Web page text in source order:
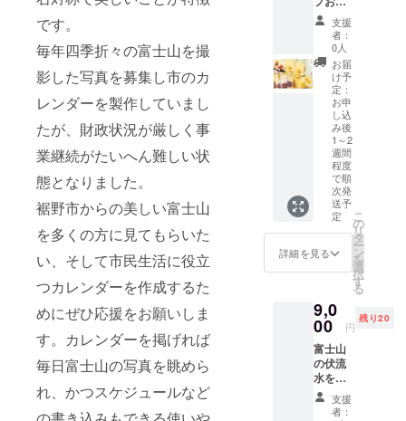
です。
毎年四季折々の富士山を撮
影した写真を募集し市のカ
レンダーを製作していまし
たが、財政状況が厳しく事
業継続がたいへん難しい状
態となりました。
裾野市からの美しい富士山
を多くの方に見てもらいた
い、そして市民生活に役立
つカレンダーを作成するた
めにぜひ応援をお願いしま
す。カレンダーを掲げれば
毎日富士山の写真を眺めら
れ、かつスケジュールなど
かせ6個
セット
(内容は
選べま
せん)1
個:約
74g～
チョコ
バナナ1
個・
チョコ
いちご1
個・あ
んこ1個
その他3
個はお
まかせ
で、季
ルーツ
など種
類を変
えてお
届けし
ます。
テレビ
でも紹
支援
者：
0人
お届
け予
定：
お申
し込
み後
1～2
週間
程度
で順
次発
送予
定
詳細を見る
こ
の
リ
タ
ー
ン
を
選
択
す
る
9,0
00 円
残り20
富士山
の伏流
水を使
用した
御殿場
支援
者：